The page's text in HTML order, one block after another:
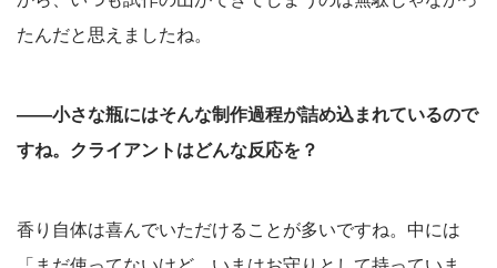
たんだと思えましたね。
――小さな瓶にはそんな制作過程が詰め込まれているので
すね。クライアントはどんな反応を？
香り自体は喜んでいただけることが多いですね。中には